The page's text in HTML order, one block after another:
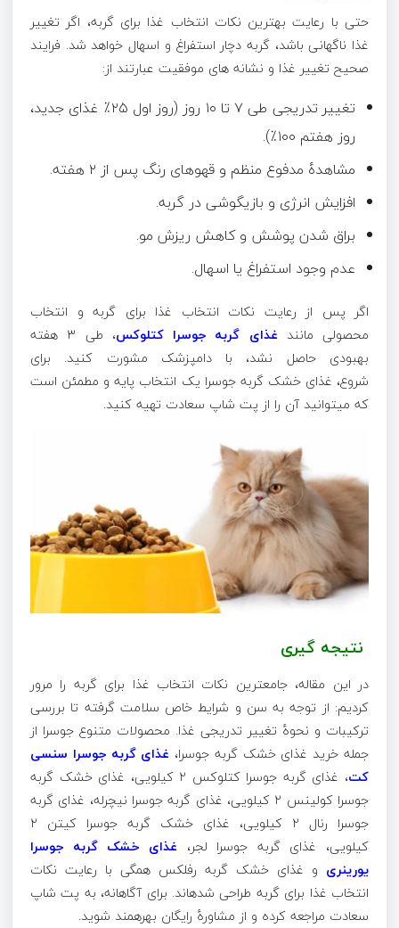
حتی با رعایت بهترین نکات انتخاب غذا برای گربه، اگر تغییر
غذا ناگهانی باشد، گربه دچار استفراغ و اسهال خواهد شد. فرایند
صحیح تغییر غذا و نشانه های موفقیت عبارتند از:
تغییر تدریجی طی ۷ تا ۱۰ روز (روز اول ۲۵٪ غذای جدید،
روز هفتم ۱۰۰٪).
مشاهدهٔ مدفوع منظم و قهوهای رنگ پس از ۲ هفته.
افزایش انرژی و بازیگوشی در گربه.
براق شدن پوشش و کاهش ریزش مو.
عدم وجود استفراغ یا اسهال.
اگر پس از رعایت نکات انتخاب غذا برای گربه و انتخاب
محصولی مانند غذای گربه جوسرا کتلوکس
، طی ۳ هفته
بهبودی حاصل نشد، با دامپزشک مشورت کنید. برای
شروع، غذای خشک گربه جوسرا یک انتخاب پایه و مطمئن است
که میتوانید آن را از پت شاپ سعادت تهیه کنید.
نتیجه گیری
در این مقاله، جامعترین نکات انتخاب غذا برای گربه را مرور
کردیم: از توجه به سن و شرایط خاص سلامت گرفته تا بررسی
ترکیبات و نحوهٔ تغییر تدریجی غذا. محصولات متنوع جوسرا از
جمله خرید غذای خشک گربه جوسرا، غذای گربه جوسرا سنسی
کت
، غذای گربه جوسرا کتلوکس ۲ کیلویی، غذای خشک گربه
جوسرا کولینس ۲ کیلویی، غذای گربه جوسرا نیچرله، غذای گربه
جوسرا رنال ۲ کیلویی، غذای خشک گربه جوسرا کیتن ۲
کیلویی، غذای گربه جوسرا لجر، غذای خشک گربه جوسرا
یورینری و غذای خشک گربه رفلکس همگی با رعایت نکات
انتخاب غذا برای گربه طراحی شدهاند. برای آگاهانه، به پت شاپ
سعادت مراجعه کرده و از مشاورهٔ رایگان بهرهمند شوید.